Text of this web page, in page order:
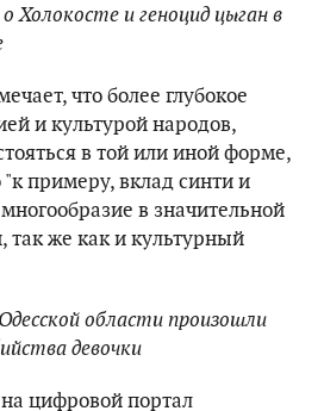
Холокосте и геноцид цыган в
что более глубокое
и культурой народов,
в той или иной форме,
примеру, вклад синти и
в значительной
так же как и культурный
области произошли
девочки
цифровой портал